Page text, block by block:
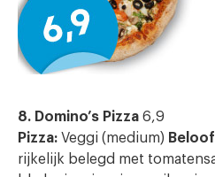
8. Domino’s Pizza 6,9
Pizza: Veggi (medium)
rijkelijk belegd met